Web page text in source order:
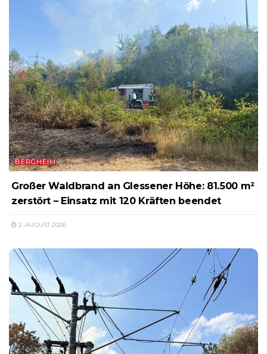
BERGHEIM
Großer Waldbrand an Glessener Höhe: 81.500 m²
zerstört – Einsatz mit 120 Kräften beendet
2. AUGUST 2026